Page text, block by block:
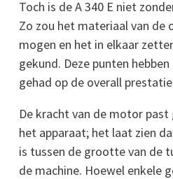
Toch is de A 340 E niet
Zo zou het materiaal van de
mogen en het in elkaar
gekund. Deze punten
gehad op de overall
De kracht van de motor
het apparaat; het laat zien
is tussen de grootte van de
de machine. Hoewel enkele